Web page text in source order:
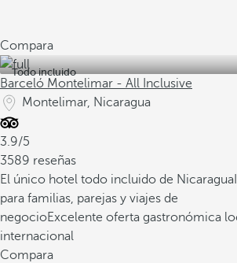
Compara
Todo incluido
Barceló Montelimar - All Inclusive
Montelimar, Nicaragua
3.9/5
3589 reseñas
El único hotel todo incluido de Nicaragua
para familias, parejas y viajes de
negocioExcelente oferta gastronómica
internacional
Compara